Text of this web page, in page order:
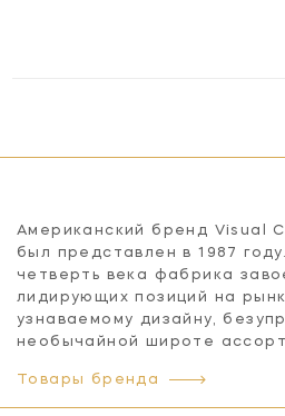
Американский бренд Visual
был представлен в 1987
четверть века фабрика
лидирующих позиций на
узнаваемому дизайну,
необычайной широте
Товары бренда